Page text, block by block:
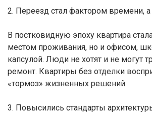
2. Переезд стал фактором времени, а
В постковидную эпоху квартира
местом проживания, но и офисом,
капсулой. Люди не хотят и не могут
ремонт. Квартиры без отделки
«тормоз» жизненных решений.
3. Повысились стандарты